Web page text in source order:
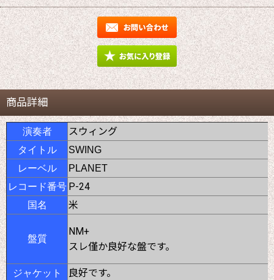
商品詳細
演奏者 スウィング
タイトル
SWING
レーベル
PLANET
レコード番号 P-24
国名 米
盤質
NM+
スレ僅か良好な盤です。
ジャケット 良好です。